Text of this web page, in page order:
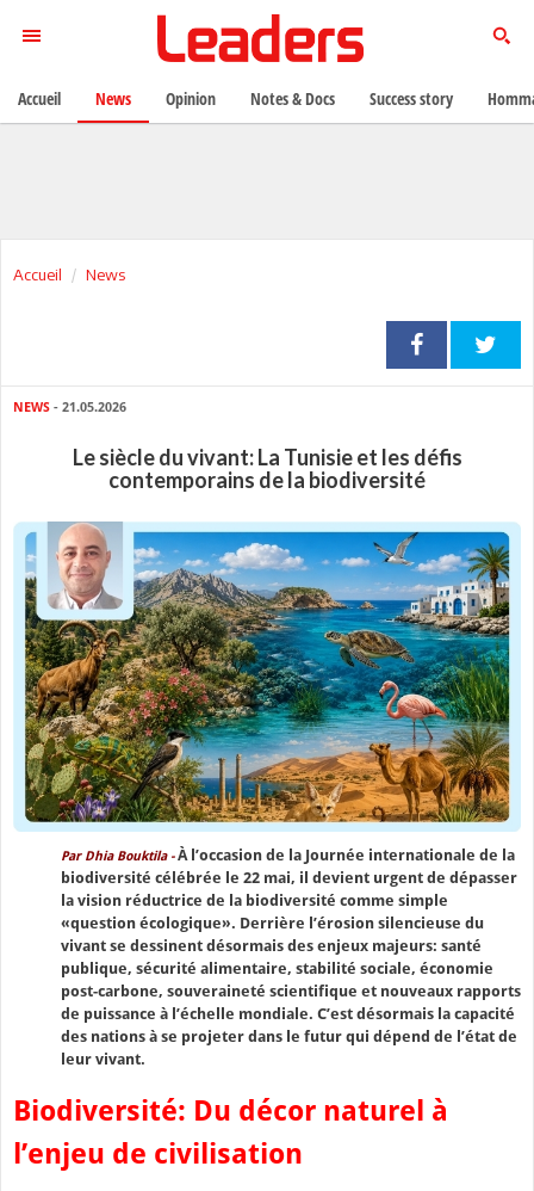
Accueil News
NEWS - 21.05.2026
Le siècle du vivant: La Tunisie et les défis
contemporains de la biodiversité
Par Dhia Bouktila -À l’occasion de la Journée internationale de la
biodiversité célébrée le 22 mai, il devient urgent de dépasser
la vision réductrice de la biodiversité comme simple
«question écologique». Derrière l’érosion silencieuse du
vivant se dessinent désormais des enjeux majeurs: santé
publique, sécurité alimentaire, stabilité sociale, économie
post-carbone, souveraineté scientifique et nouveaux rapports
de puissance à l’échelle mondiale. C’est désormais la capacité
des nations à se projeter dans le futur qui dépend de l’état de
leur vivant.
Biodiversité: Du décor naturel à
l’enjeu de civilisation
Accueil News Opinion Notes & Docs Success story